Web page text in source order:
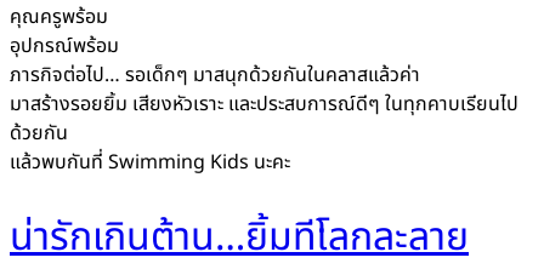
คุณครูพร้อม
อุปกรณ์พร้อม
ภารกิจต่อไป… รอเด็กๆ มาสนุกด้วยกันในคลาสแล้วค่า
มาสร้างรอยยิ้ม เสียงหัวเราะ และประสบการณ์ดีๆ ในทุกคาบเรียนไป
ด้วยกัน
แล้วพบกันที่ Swimming Kids นะคะ
น่ารักเกินต้าน…ยิ้มทีโลกละลาย